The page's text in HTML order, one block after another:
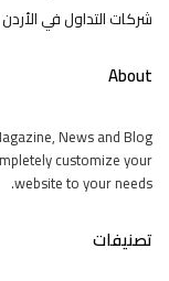
شركات التداول في الأردن
About
News and Blog
customize your
website to your needs.
تصنيفات